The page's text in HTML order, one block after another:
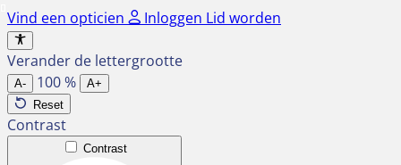
Ga
naar
de
inhoud
Vind een opticien Inloggen Lid worden
Verander de lettergrootte
A- 100%
A+
Reset
Contrast
Contrast